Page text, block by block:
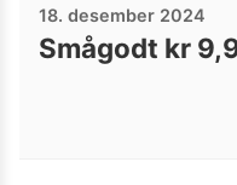
18. desember 2024
Smågodt kr